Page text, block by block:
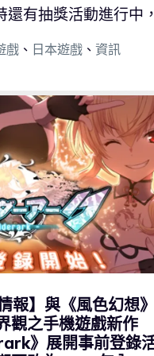
還有抽獎活動進行中
戲、 日本遊戲、 資訊
報】與《風色幻想
觀之手機遊戲新作
》展開事前登錄